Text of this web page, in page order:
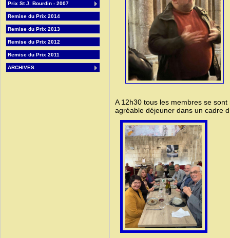
Prix St J. Bourdin - 2007
Remise du Prix 2014
Remise du Prix 2013
Remise du Prix 2012
Remise du Prix 2011
ARCHIVES
A 12h30 tous les membres se
agréable déjeuner dans un cadre